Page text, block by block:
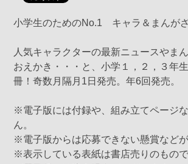
小学生のためのNo.1 キャラ＆まんがざ
人気キャラクターの最新ニュースやま
おえかき・・・と、小学１，２，３年
冊！奇数月隔月1日発売。年6回発売。
※電子版には付録や、組み立てページ
ん。
※電子版からは応募できない懸賞などが
※表示している表紙は書店売りのもの